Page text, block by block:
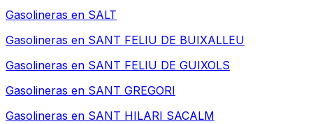
Gasolineras en SALT
Gasolineras en SANT FELIU DE BUIXALLEU
Gasolineras en SANT FELIU DE GUIXOLS
Gasolineras en SANT GREGORI
Gasolineras en SANT HILARI SACALM